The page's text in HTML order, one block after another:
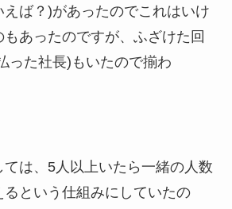
ば？)があったのでこれはいけ
あったのですが、ふざけた回
った社長)もいたので揃わ
は、5人以上いたら一緒の人数
という仕組みにしていたの